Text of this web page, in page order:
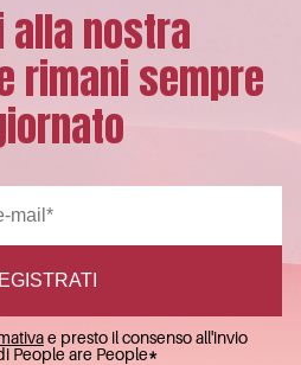
nostra
rimani sempre
e presto il consenso all'invio
People are People*